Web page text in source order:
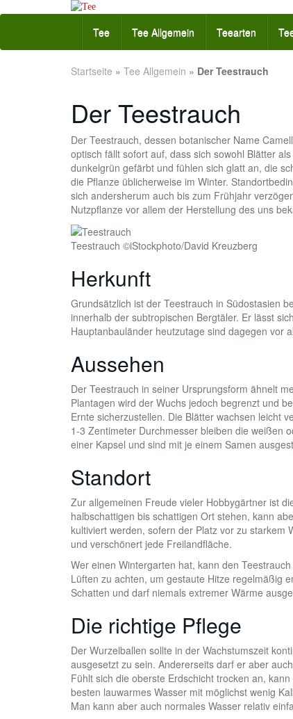
to
content
Tee Tee Allgemein Teearten
Startseite » Tee Allgemein » Der Teestrauch
Der Teestrauch
Der Teestrauch, dessen botanischer Name
optisch fällt sofort auf, dass sich sowohl Blätter
dunkelgrün gefärbt und fühlen sich glatt an, die
die Pflanze üblicherweise im Winter.
sich andersherum auch bis zum Frühjahr
Nutzpflanze vor allem der Herstellung des uns
Teestrauch ©iStockphoto/David Kreuzberg
Herkunft
Grundsätzlich ist der Teestrauch in Südostasien
innerhalb der subtropischen Bergtäler. Er lässt
Hauptanbauländer heutzutage sind dagegen vor
Aussehen
Der Teestrauch in seiner Ursprungsform ähnelt
Plantagen wird der Wuchs jedoch begrenzt und
Ernte sicherzustellen. Die Blätter wachsen leicht
1-3 Zentimeter Durchmesser bleiben die weißen
einer Kapsel und sind mit je einem Samen
Standort
Zur allgemeinen Freude vieler Hobbygärtner ist
halbschattigen bis schattigen Ort stehen, kann
kultiviert werden, sofern der Platz vor zu starkem
und verschönert jede Freilandfläche.
Wer einen Wintergarten hat, kann den
Lüften zu achten, um gestaute Hitze regelmäßig
Schatten und darf niemals extremer Wärme
Die richtige Pflege
Der Wurzelballen sollte in der Wachstumszeit
ausgesetzt zu sein. Andererseits darf er aber
Fühlt sich die oberste Erdschicht trocken an,
besten lauwarmes Wasser mit möglichst wenig
Man kann aber auch normales Wasser relativ